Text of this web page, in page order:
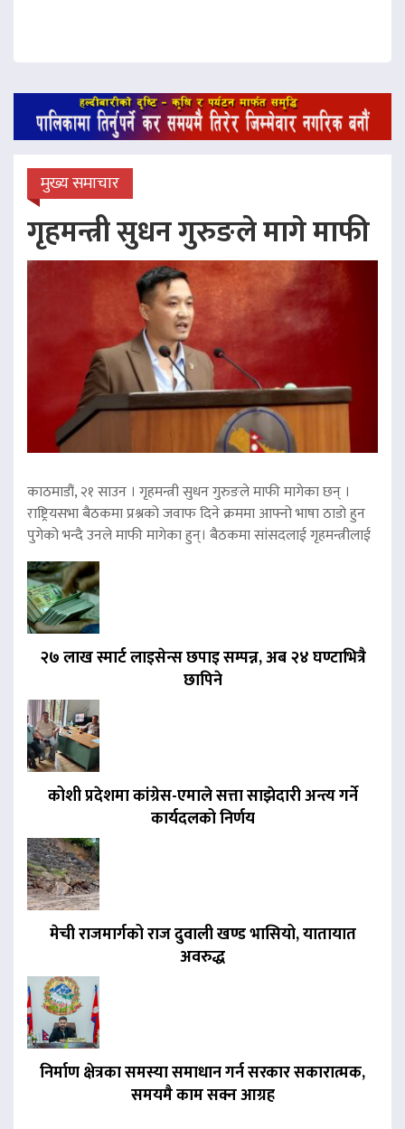
मुख्य समाचार
गृहमन्त्री सुधन गुरुङले मागे माफी
काठमाडौं, २१ साउन । गृहमन्त्री सुधन गुरुङले माफी मागेका छन् ।
राष्ट्रियसभा बैठकमा प्रश्नको जवाफ दिने क्रममा आफ्नो भाषा ठाडो हुन
पुगेको भन्दै उनले माफी मागेका हुन्। बैठकमा सांसदलाई गृहमन्त्रीलाई
२७ लाख स्मार्ट लाइसेन्स छपाइ सम्पन्न, अब २४ घण्टाभित्रै
छापिने
कोशी प्रदेशमा कांग्रेस-एमाले सत्ता साझेदारी अन्त्य गर्ने
कार्यदलको निर्णय
मेची राजमार्गको राज दुवाली खण्ड भासियो, यातायात
अवरुद्ध
निर्माण क्षेत्रका समस्या समाधान गर्न सरकार सकारात्मक,
समयमै काम सक्न आग्रह